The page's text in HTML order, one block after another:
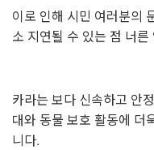
이로 인해 시민 여러분의
소 지연될 수 있는 점 너
카라는 보다 신속하고 안
대와 동물 보호 활동에 더
니다.